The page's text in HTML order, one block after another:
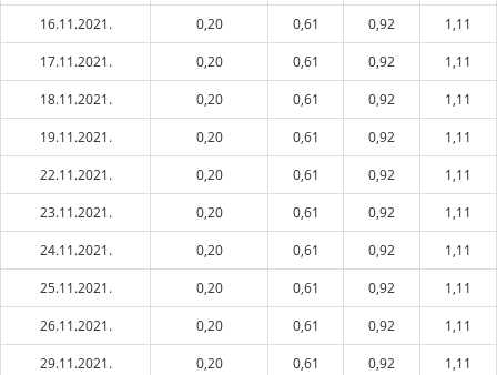
16.11.2021.
0,20 0,61 0,92
1,11
17.11.2021.
0,20 0,61 0,92
1,11
18.11.2021.
0,20 0,61 0,92
1,11
19.11.2021.
0,20 0,61 0,92
1,11
22.11.2021.
0,20 0,61 0,92
1,11
23.11.2021.
0,20 0,61 0,92
1,11
24.11.2021.
0,20 0,61 0,92
1,11
25.11.2021.
0,20 0,61 0,92
1,11
26.11.2021.
0,20 0,61 0,92
1,11
29.11.2021.
0,20 0,61 0,92
1,11